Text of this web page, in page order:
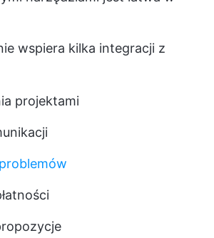
wspiera kilka integracji z
projektami